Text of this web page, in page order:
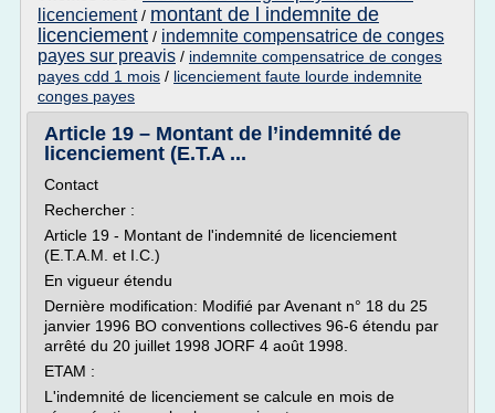
licenciement/ montant de l indemnite de
licenciement / indemnite compensatrice de conges
payes sur preavis / indemnite compensatrice de conges
payes cdd 1 mois / licenciement faute lourde indemnite
conges payes
Article 19 – Montant de l’indemnité de
licenciement (E.T.A ...
Contact
Rechercher :
Article 19 - Montant de l'indemnité de licenciement
(E.T.A.M. et I.C.)
En vigueur étendu
Dernière modification: Modifié par Avenant n° 18 du 25
janvier 1996 BO conventions collectives 96-6 étendu par
arrêté du 20 juillet 1998 JORF 4 août 1998.
ETAM :
L'indemnité de licenciement se calcule en mois de